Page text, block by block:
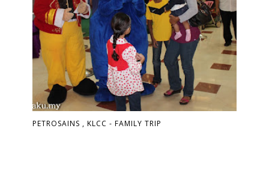
PETROSAINS , KLCC - FAMILY TRIP